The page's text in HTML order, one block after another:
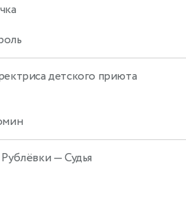
детского приюта
— Судья